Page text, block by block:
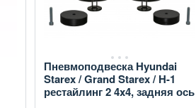
Пневмоподвеска Hyundai
Starex / Grand Starex / H-1
рестайлинг 2 4x4, задняя ось